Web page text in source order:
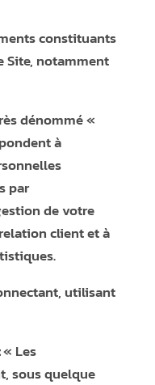
constituants
Site, notamment
dénommé «
à
par
de votre
client et à
utilisant
« Les
sous quelque